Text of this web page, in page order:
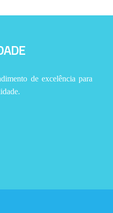
de excelência para